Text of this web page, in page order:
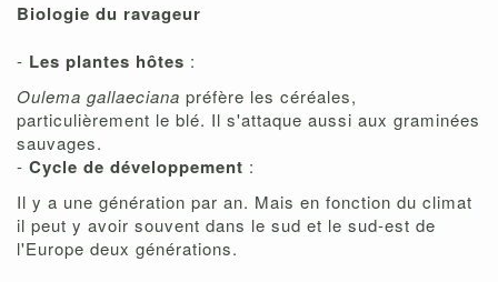
Biologie du ravageur
- Les plantes hôtes :
Oulema gallaeciana préfère les céréales,
particulièrement le blé. Il s'attaque aussi aux graminées
sauvages.
- Cycle de développement :
Il y a une génération par an. Mais en fonction du climat
il peut y avoir souvent dans le sud et le sud-est de
l'Europe deux générations.